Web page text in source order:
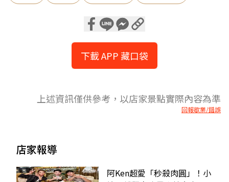
下載 APP 藏口袋
上述資訊僅供參考，以店家景點實際內容為準
回報歇業/錯誤
店家報導
阿Ken超愛「秒殺肉圓」！小